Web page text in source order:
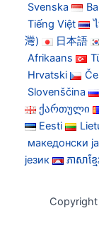
Svenska
Tiếng Việt
灣)
日本語
Afrikaans
Hrvatski
Slovenščina
ქართული
Eesti
македонски
језик
ភាសាខ្មែ